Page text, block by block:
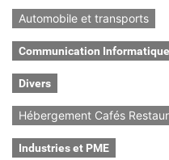
Automobile et transports
Communication Informatique
Divers
Hébergement Cafés
Industries et PME